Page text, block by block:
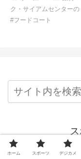
ク・サイアムセンター
#フードコート
ホーム スポーツ デジカメ